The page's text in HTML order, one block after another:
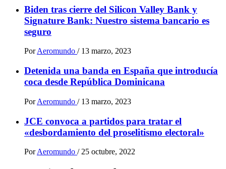
Biden tras cierre del Silicon Valley Bank y
Signature Bank: Nuestro sistema bancario es
seguro
PorAeromundo / 13 marzo, 2023
Detenida una banda en España que introducía
coca desde República Dominicana
Por Aeromundo / 13 marzo, 2023
JCE convoca a partidos para tratar el
«desbordamiento del proselitismo electoral»
Por Aeromundo / 25 octubre, 2022